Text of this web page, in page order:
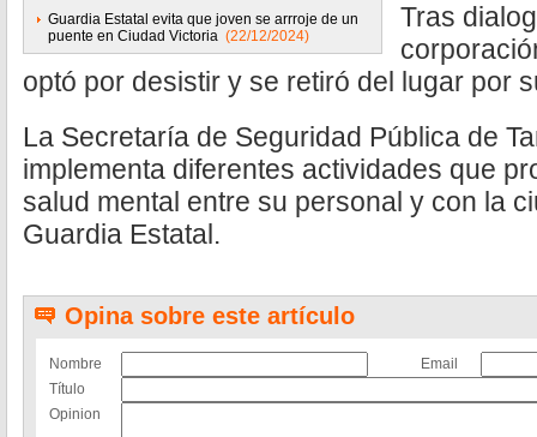
Guardia Estatal evita que joven se arrroje de un
puente en Ciudad Victoria (22/12/2024)
Tras
optó por desistir y se retiró del lugar por
La Secretaría de Seguridad Pública de
implementa diferentes actividades que
salud mental entre su personal y con la
Guardia Estatal.
Opina sobre este artículo
Nombre
Email
Título
Opinion